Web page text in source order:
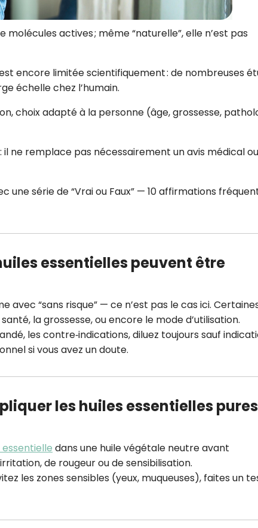
actives ; même “naturelle”, elle n’est pas
encore limitée scientifiquement : de nombreuses
échelle chez l’humain.
choix adapté à la personne (âge, grossesse,
ne remplace pas nécessairement un avis médical
une série de “Vrai ou Faux” — 10 affirmations
essentielles peuvent être
avec “sans risque” — ce n’est pas le cas ici.
la grossesse, ou encore le mode d’utilisation.
les contre‑indications, diluez toujours sauf
si vous avez un doute.
les huiles essentielles pures
essentielle dans une huile végétale neutre avant
de rougeur ou de sensibilisation.
les zones sensibles (yeux, muqueuses), faites un
Recevez
recettes inédites de
Ainsi que la newsletter
Je consens à ce que la société
performances des campagnes.
pourrons savoir si vous ouvrez les
Je reçois mon cadeau !
envoyer votre newsletter contenant des offres
personnalisées. Vous pourrez vous désinscrire en
désabonnement intégré dans la newsletter. Pour en
exercer vos droits, prenez connaissance de notre Charte
Confidentialité